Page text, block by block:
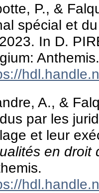
P., &
spécial et
In D.
Anthemis.
A., &
par les
et leur
en droit